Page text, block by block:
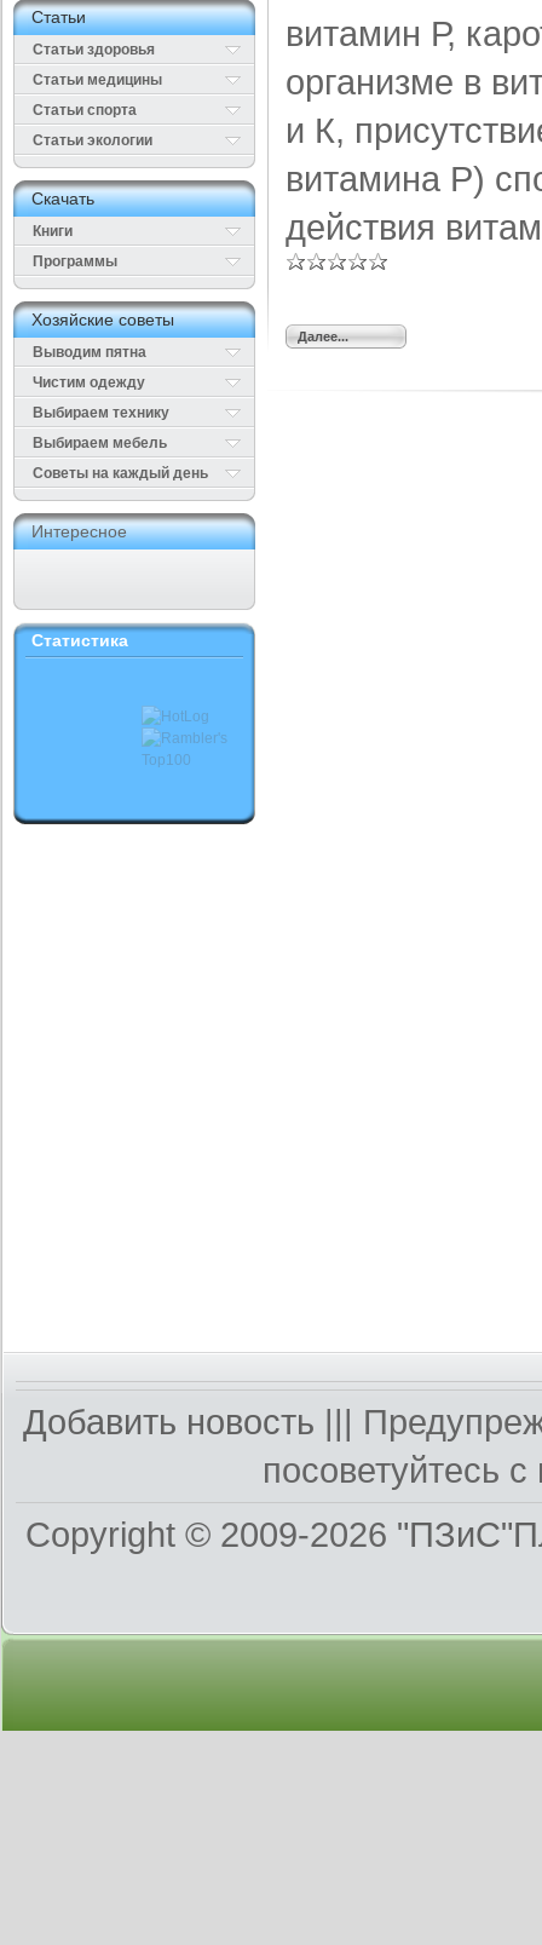
Cтатьи
Статьи здоровья
Cтатьи медицины
Статьи спорта
Статьи экологии
Cкачать
Книги
Программы
Хозяйские советы
Выводим пятна
Чистим одежду
Выбираем технику
Выбираем мебель
Cоветы на каждый день
Интересное
Статистика
витамин Р,
организме в
и К,
витамина Р)
действия
Далее...
Добавить новость |||
посоветуйтесь
Copyright © 2009-2026